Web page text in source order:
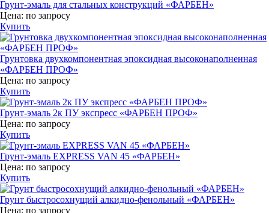
Грунт-эмаль для стальных конструкций «ФАРБЕН»
Цена: по запросу
Купить
Грунтовка двухкомпонентная эпоксидная высоконаполненная
«ФАРБЕН ПРОФ»
Цена: по запросу
Купить
Грунт-эмаль 2к ПУ экспресс «ФАРБЕН ПРОФ»
Цена: по запросу
Купить
Грунт-эмаль EXPRESS VAN 45 «ФАРБЕН»
Цена: по запросу
Купить
Грунт быстросохнущий алкидно-фенольный «ФАРБЕН»
Цена: по запросу